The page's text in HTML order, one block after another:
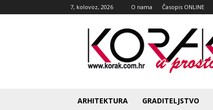
7, kolovoz, 2026 O nama Časopis ONLINE
Korak
u
prostor
ARHITEKTURA GRADITELJSTVO